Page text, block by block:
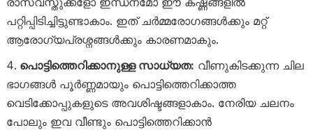
പറ്റിപ്പിടിച്ചിട്ടുണ്ടാകാം. ഇത് ചർമ്മരോഗങ്ങൾക്കും മറ്റ്
ആരോഗ്യപ്രശ്നങ്ങൾക്കും കാരണമാകും.
പൊട്ടിത്തെറിക്കാനുള്ള സാധ്യത: വീണുകിടക്കുന്ന ചില
ഭാഗങ്ങൾ പൂർണ്ണമായും പൊട്ടിത്തെറിക്കാത്ത
വെടിക്കോപ്പുകളുടെ അവശിഷ്ടങ്ങളാകാം. നേരിയ ചലനം
പോലും ഇവ വീണ്ടും പൊട്ടിത്തെറിക്കാൻ